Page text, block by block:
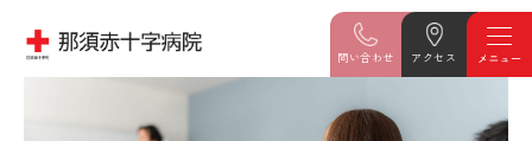
問い合わせ アクセス